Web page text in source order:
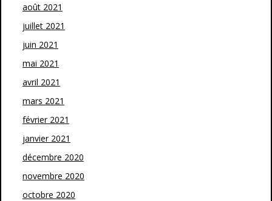
août 2021
juillet 2021
juin 2021
mai 2021
avril 2021
mars 2021
février 2021
janvier 2021
décembre 2020
novembre 2020
octobre 2020